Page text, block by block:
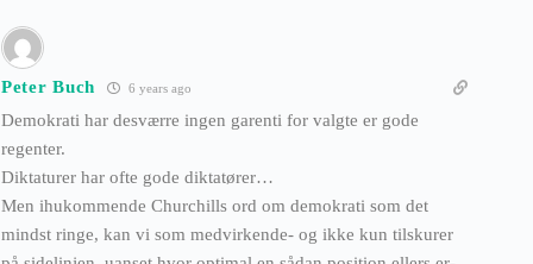
Peter Buch 6 years ago
Demokrati har desværre ingen garenti for valgte er gode
regenter.
Diktaturer har ofte gode diktatører…
Men ihukommende Churchills ord om demokrati som det
mindst ringe, kan vi som medvirkende- og ikke kun tilskurer